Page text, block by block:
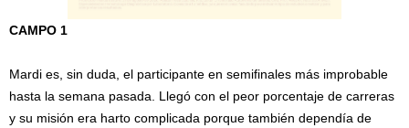
CAMPO 1
Mardi es, sin duda, el participante en semifinales más improbable
hasta la semana pasada. Llegó con el peor porcentaje de carreras
y su misión era harto complicada porque también dependía de